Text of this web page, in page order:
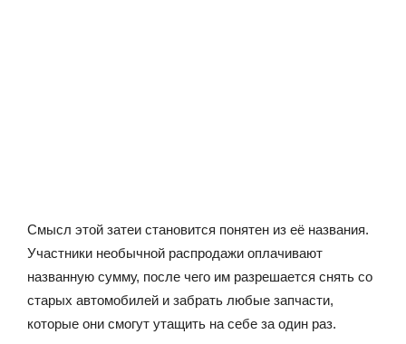
Смысл этой затеи становится понятен из её названия.
Участники необычной распродажи оплачивают
названную сумму, после чего им разрешается снять со
старых автомобилей и забрать любые запчасти,
которые они смогут утащить на себе за один раз.